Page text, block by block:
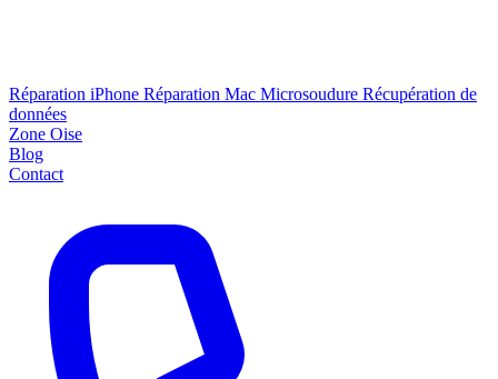
Réparation iPhone Réparation Mac Microsoudure Récupération de
données
Zone Oise
Blog
Contact